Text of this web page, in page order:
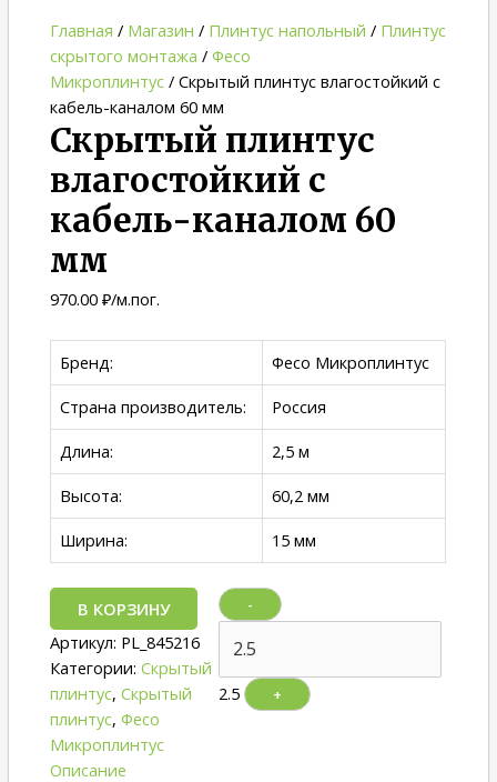
Главная / Магазин / Плинтус напольный / Плинтус
скрытого монтажа /Фесо
Микроплинтус / Скрытый плинтус влагостойкий с
кабель-каналом 60 мм
Скрытый плинтус
влагостойкий с
кабель-каналом 60
мм
970.00₽/м.пог.
Бренд:
Фесо Микроплинтус
Страна производитель:
Россия
Длина:
2,5 м
Высота:
60,2 мм
Ширина:
15 мм
-
2.5 +
В КОРЗИНУ
Артикул: PL_845216
Категории:Скрытый
плинтус,Скрытый
плинтус,Фесо
Микроплинтус
Описание